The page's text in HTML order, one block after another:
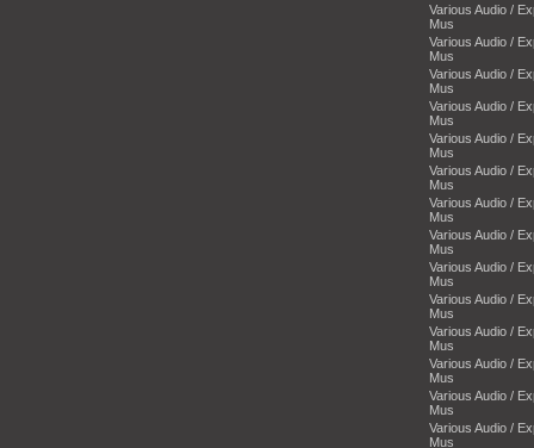
Various Audio /
Mus
Various Audio /
Mus
Various Audio /
Mus
Various Audio /
Mus
Various Audio /
Mus
Various Audio /
Mus
Various Audio /
Mus
Various Audio /
Mus
Various Audio /
Mus
Various Audio /
Mus
Various Audio /
Mus
Various Audio /
Mus
Various Audio /
Mus
Various Audio /
Mus